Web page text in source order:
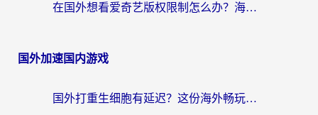
在国外想看爱奇艺版权限制怎么办？海外华人必看的追剧自由指南
国外加速国内游戏
国外打重生细胞有延迟？这份海外畅玩国服游戏加速器终极指南请收好